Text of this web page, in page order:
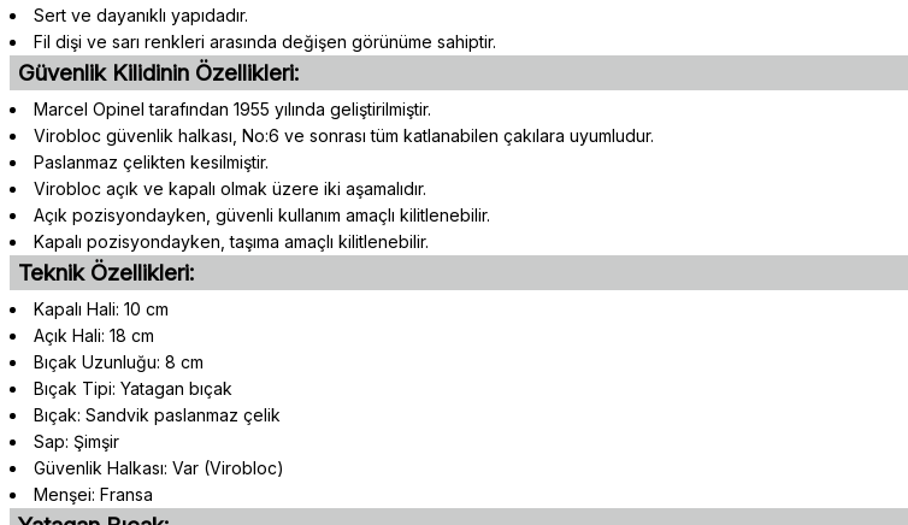
Sert ve dayanıklı yapıdadır.
Fil dişi ve sarı renkleri arasında değişen görünüme sahiptir.
Güvenlik Kilidinin Özellikleri:
Marcel Opinel tarafından 1955 yılında geliştirilmiştir.
Virobloc güvenlik halkası, No:6 ve sonrası tüm katlanabilen çakılara uyumludur.
Paslanmaz çelikten kesilmiştir.
Virobloc açık ve kapalı olmak üzere iki aşamalıdır.
Açık pozisyondayken, güvenli kullanım amaçlı kilitlenebilir.
Kapalı pozisyondayken, taşıma amaçlı kilitlenebilir.
Teknik Özellikleri:
Kapalı Hali: 10 cm
Açık Hali: 18 cm
Bıçak Uzunluğu: 8 cm
Bıçak Tipi: Yatagan bıçak
Bıçak: Sandvik paslanmaz çelik
Sap: Şimşir
Güvenlik Halkası: Var (Virobloc)
Menşei: Fransa